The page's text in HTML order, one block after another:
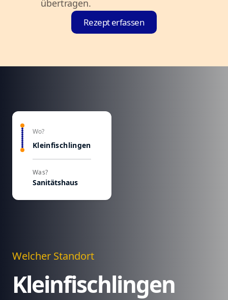
übertragen.
Rezept erfassen
Wo?
Kleinfischlingen
Was?
Sanitätshaus
Welcher Standort
Kleinfischlingen